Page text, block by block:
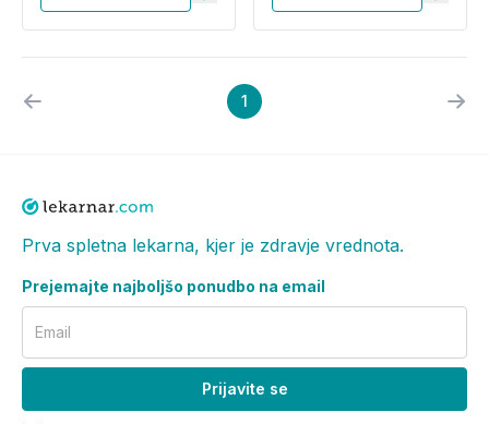
1
Prva spletna lekarna, kjer je zdravje vrednota.
Prejemajte najboljšo ponudbo na email
Email
Prijavite se